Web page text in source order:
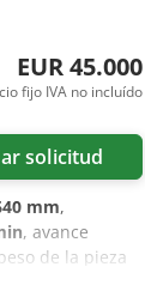
EUR 45.000
fijo IVA no incluído
solicitud
mm,
, avance
de la pieza